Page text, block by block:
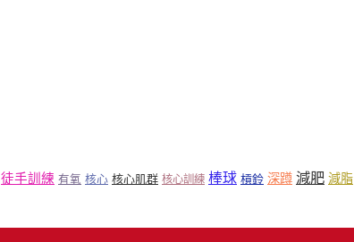
徒手訓練 有氧 核心 核心肌群 核心訓練 棒球 槓鈴 深蹲 減肥 減脂